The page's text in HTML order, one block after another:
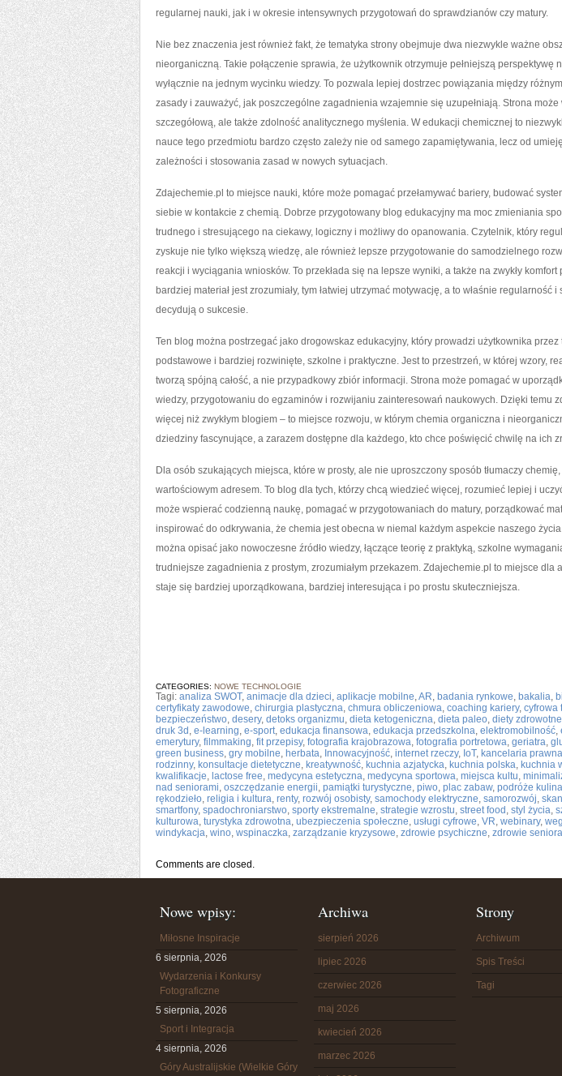
regularnej nauki, jak i w okresie intensywnych przygotowań do sprawdzianów czy matury.
Nie bez znaczenia jest również fakt, że tematyka strony obejmuje dwa niezwykle ważne
nieorganiczną. Takie połączenie sprawia, że użytkownik otrzymuje pełniejszą perspektywę
wyłącznie na jednym wycinku wiedzy. To pozwala lepiej dostrzec powiązania między
zasady i zauważyć, jak poszczególne zagadnienia wzajemnie się uzupełniają. Strona
szczegółową, ale także zdolność analitycznego myślenia. W edukacji chemicznej to
nauce tego przedmiotu bardzo często zależy nie od samego zapamiętywania, lecz od
zależności i stosowania zasad w nowych sytuacjach.
Zdajechemie.pl to miejsce nauki, które może pomagać przełamywać bariery, budować
siebie w kontakcie z chemią. Dobrze przygotowany blog edukacyjny ma moc zmieniania
trudnego i stresującego na ciekawy, logiczny i możliwy do opanowania. Czytelnik, który
zyskuje nie tylko większą wiedzę, ale również lepsze przygotowanie do samodzielnego
reakcji i wyciągania wniosków. To przekłada się na lepsze wyniki, a także na zwykły
bardziej materiał jest zrozumiały, tym łatwiej utrzymać motywację, a to właśnie regularność
decydują o sukcesie.
Ten blog można postrzegać jako drogowskaz edukacyjny, który prowadzi użytkownika przez
podstawowe i bardziej rozwinięte, szkolne i praktyczne. Jest to przestrzeń, w której wzory,
tworzą spójną całość, a nie przypadkowy zbiór informacji. Strona może pomagać w
wiedzy, przygotowaniu do egzaminów i rozwijaniu zainteresowań naukowych. Dzięki temu
więcej niż zwykłym blogiem – to miejsce rozwoju, w którym chemia organiczna i
dziedziny fascynujące, a zarazem dostępne dla każdego, kto chce poświęcić chwilę na ich
Dla osób szukających miejsca, które w prosty, ale nie uproszczony sposób tłumaczy
wartościowym adresem. To blog dla tych, którzy chcą wiedzieć więcej, rozumieć lepiej i
może wspierać codzienną naukę, pomagać w przygotowaniach do matury, porządkować
inspirować do odkrywania, że chemia jest obecna w niemal każdym aspekcie naszego
można opisać jako nowoczesne źródło wiedzy, łączące teorię z praktyką, szkolne
trudniejsze zagadnienia z prostym, zrozumiałym przekazem. Zdajechemie.pl to miejsce dla
staje się bardziej uporządkowana, bardziej interesująca i po prostu skuteczniejsza.
CATEGORIES: NOWE TECHNOLOGIE
Tagi: analiza SWOT, animacje dla dzieci, aplikacje mobilne,AR, badania rynkowe, bakalia,
certyfikaty zawodowe, chirurgia plastyczna, chmura obliczeniowa, coaching kariery, cyfrowa
bezpieczeństwo, desery, detoks organizmu, dieta ketogeniczna, dieta paleo, diety zdrowotne
druk 3d , e-learning, e-sport, edukacja finansowa, edukacja przedszkolna, elektromobilność,
emerytury, filmmaking, fit przepisy, fotografia krajobrazowa, fotografia portretowa, geriatra,
green business, gry mobilne, herbata, Innowacyjność, internet rzeczy, IoT, kancelaria prawna
rodzinny, konsultacje dietetyczne, kreatywność, kuchnia azjatycka, kuchnia polska, kuchnia
kwalifikacje, lactose free, medycyna estetyczna, medycyna sportowa, miejsca kultu,
nad seniorami, oszczędzanie energii, pamiątki turystyczne, piwo, plac zabaw, podróże
rękodzieło, religia i kultura, renty, rozwój osobisty, samochody elektryczne, samorozwój,
smartfony, spadochroniarstwo, sporty ekstremalne, strategie wzrostu, street food , styl życia,
kulturowa, turystyka zdrowotna, ubezpieczenia społeczne, usługi cyfrowe, VR, webinary,
windykacja, wino, wspinaczka, zarządzanie kryzysowe, zdrowie psychiczne, zdrowie seniora
Comments are closed.
Nowe wpisy:
Miłosne Inspiracje
6 sierpnia, 2026
Wydarzenia i Konkursy
Fotograficzne
5 sierpnia, 2026
Sport i Integracja
4 sierpnia, 2026
Góry Australijskie (Wielkie Góry
Archiwa
sierpień 2026
lipiec 2026
czerwiec 2026
maj 2026
kwiecień 2026
marzec 2026
Strony
Archiwum
Spis Treści
Tagi